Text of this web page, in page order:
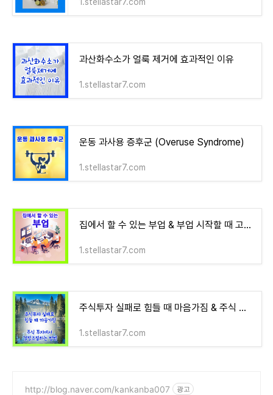
과산화수소가 얼룩 제거에 효과적인 이유
1.stellastar7.com
운동 과사용 증후군 (Overuse Syndrome)
1.stellastar7.com
집에서 할 수 있는 부업 & 부업 시작할 때 고려사항 & 부업의 장점과 단점
1.stellastar7.com
주식투자 실패로 힘들 때 마음가짐 & 주식 투자에서 감정 조절하는 방법
1.stellastar7.com
http://blog.naver.com/kankanba007 광고